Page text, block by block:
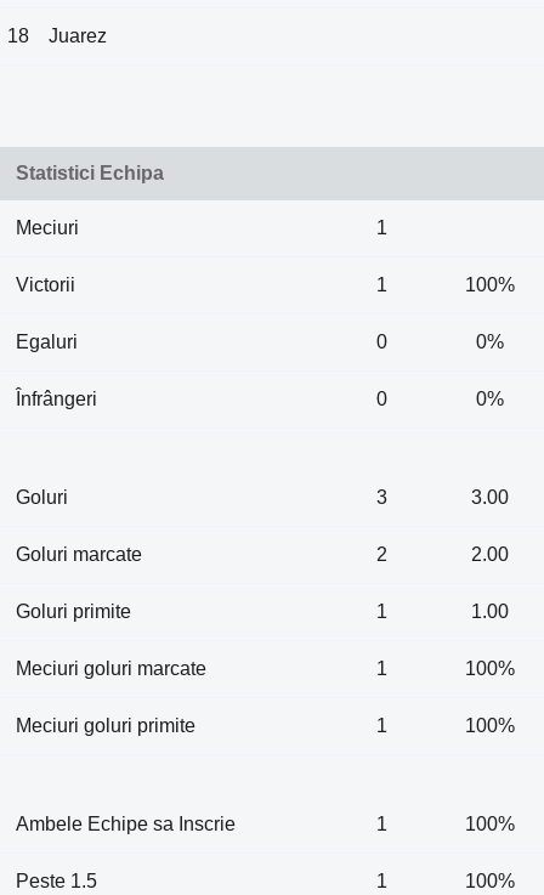
18 Juarez
Statistici Echipa
Meciuri 1
Victorii 1 100%
Egaluri 0 0%
Înfrângeri 0 0%
Goluri 3 3.00
Goluri marcate 2 2.00
Goluri primite 1 1.00
Meciuri goluri marcate 1 100%
Meciuri goluri primite 1 100%
Ambele Echipe sa Inscrie 1 100%
Peste 1.5 1 100%